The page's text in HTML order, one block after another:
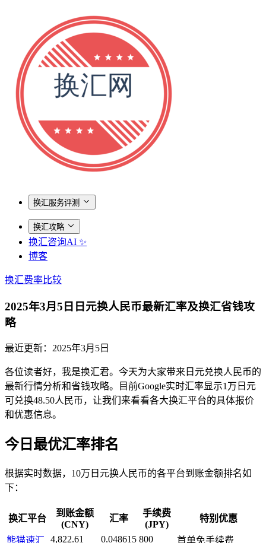
换汇服务评测
换汇攻略
换汇咨询AI ✨
博客
换汇费率比较
2025年3月5日日元换人民币最新汇率及换汇省钱攻
略
最近更新： 2025年3月5日
各位读者好，我是换汇君。今天为大家带来日元兑换人民币的
最新行情分析和省钱攻略。目前Google实时汇率显示1万日元
可兑换48.50人民币，让我们来看看各大换汇平台的具体报价
和优惠信息。
今日最优汇率排名
根据实时数据，10万日元换人民币的各平台到账金额排名如
下：
换汇平台
到账金额
(CNY)
汇率
手续费
(JPY)
特别优惠
熊猫速汇 4,822.61 0.048615 800
首单免手续费